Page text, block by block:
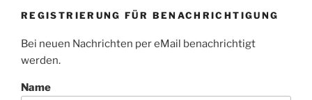
REGISTRIERUNG FÜR BENACHRICHTIGUNG
Bei neuen Nachrichten per eMail benachrichtigt
werden.
Name